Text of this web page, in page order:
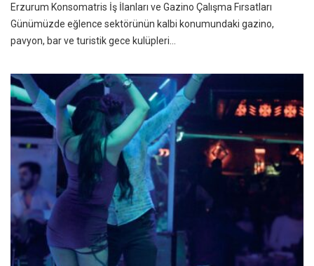
Erzurum Konsomatris İş İlanları ve Gazino Çalışma Fırsatları
Günümüzde eğlence sektörünün kalbi konumundaki gazino,
pavyon, bar ve turistik gece kulüpleri…